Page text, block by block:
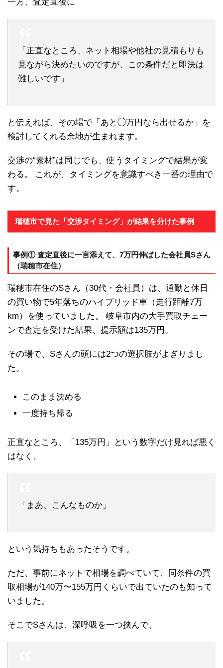
「正直なところ、ネット相場や他社の見積もりも
見ながら決めたいのですが、この条件だと即決は
難しいです」
と伝えれば、その場で「あと◯万円なら出せるか」を
検討してくれる余地が生まれます。
交渉の“素材”は同じでも、使うタイミングで結果が変
わる。 これが、タイミングを意識すべき一番の理由で
す。
瑞穂市で見た「交渉タイミング」が結果を分けた事例
事例① 査定直後に一言添えて、7万円伸ばした会社員Sさん
（瑞穂市在住）
瑞穂市在住のSさん（30代・会社員）は、通勤と休日
の買い物で5年落ちのハイブリッド車（走行距離7万
km）を使っていました。 岐阜市内の大手買取チェー
ンで査定を受けた結果、提示額は135万円。
その場で、Sさんの頭には2つの選択肢がよぎりまし
た。
このまま決める
一度持ち帰る
正直なところ、「135万円」という数字だけ見れば悪く
はなく、
「まあ、こんなものか」
という気持ちもあったそうです。
ただ、事前にネットで相場を調べていて、同条件の買
取相場が140万〜155万円くらいで出ていたのも知って
いました。
そこでSさんは、深呼吸を一つ挟んで、